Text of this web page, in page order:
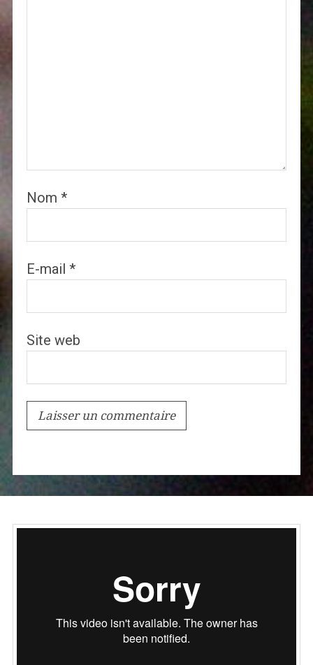
Nom *
E-mail *
Site web